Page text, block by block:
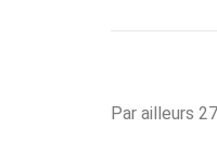
Par ailleurs